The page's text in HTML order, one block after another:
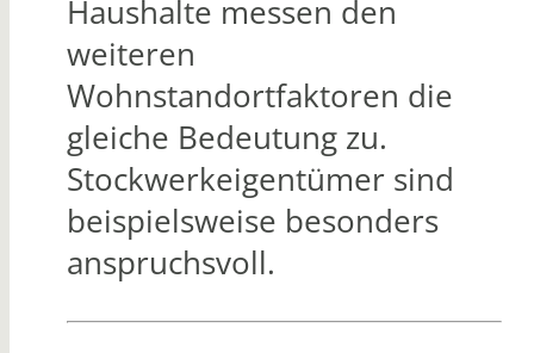
Haushalte messen den
weiteren
Wohnstandortfaktoren die
gleiche Bedeutung zu.
Stockwerkeigentümer sind
beispielsweise besonders
anspruchsvoll.